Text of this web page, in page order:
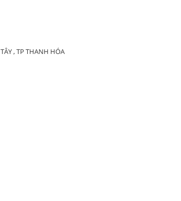
, TP THANH HÓA